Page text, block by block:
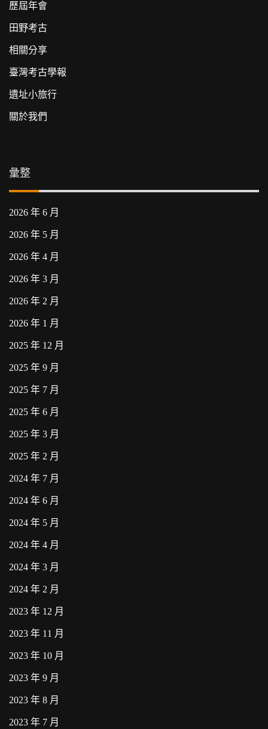
歷屆年會
田野考古
相關分享
臺灣考古學報
遺址小旅行
關於我們
彙整
2026 年 6 月
2026 年 5 月
2026 年 4 月
2026 年 3 月
2026 年 2 月
2026 年 1 月
2025 年 12 月
2025 年 9 月
2025 年 7 月
2025 年 6 月
2025 年 3 月
2025 年 2 月
2024 年 7 月
2024 年 6 月
2024 年 5 月
2024 年 4 月
2024 年 3 月
2024 年 2 月
2023 年 12 月
2023 年 11 月
2023 年 10 月
2023 年 9 月
2023 年 8 月
2023 年 7 月